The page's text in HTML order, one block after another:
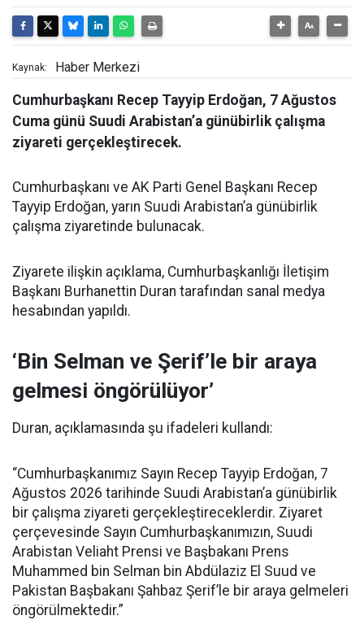
Kaynak: Haber Merkezi
Cumhurbaşkanı Recep Tayyip Erdoğan, 7 Ağustos
Cuma günü Suudi Arabistan’a günübirlik çalışma
ziyareti gerçekleştirecek.
Cumhurbaşkanı ve AK Parti Genel Başkanı Recep
Tayyip Erdoğan, yarın Suudi Arabistan’a günübirlik
çalışma ziyaretinde bulunacak.
Ziyarete ilişkin açıklama, Cumhurbaşkanlığı İletişim
Başkanı Burhanettin Duran tarafından sanal medya
hesabından yapıldı.
‘Bin Selman ve Şerif’le bir araya
gelmesi öngörülüyor’
Duran, açıklamasında şu ifadeleri kullandı:
“Cumhurbaşkanımız Sayın Recep Tayyip Erdoğan, 7
Ağustos 2026 tarihinde Suudi Arabistan’a günübirlik
bir çalışma ziyareti gerçekleştireceklerdir. Ziyaret
çerçevesinde Sayın Cumhurbaşkanımızın, Suudi
Arabistan Veliaht Prensi ve Başbakanı Prens
Muhammed bin Selman bin Abdülaziz El Suud ve
Pakistan Başbakanı Şahbaz Şerif’le bir araya gelmeleri
öngörülmektedir.”